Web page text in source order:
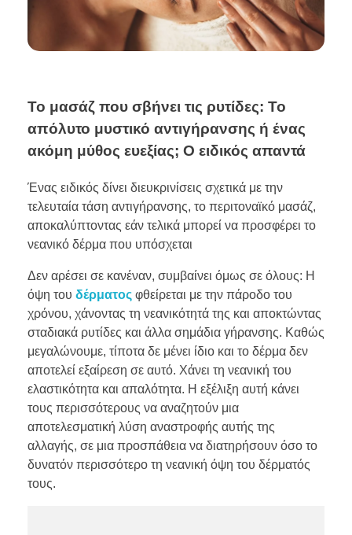
Το μασάζ που σβήνει τις ρυτίδες: Το
απόλυτο μυστικό αντιγήρανσης ή ένας
ακόμη μύθος ευεξίας; Ο ειδικός απαντά
Ένας ειδικός δίνει διευκρινίσεις σχετικά με την
τελευταία τάση αντιγήρανσης, το περιτοναϊκό μασάζ,
αποκαλύπτοντας εάν τελικά μπορεί να προσφέρει το
νεανικό δέρμα που υπόσχεται
Δεν αρέσει σε κανέναν, συμβαίνει όμως σε όλους: Η
όψη του δέρματος φθείρεται με την πάροδο του
χρόνου, χάνοντας τη νεανικότητά της και αποκτώντας
σταδιακά ρυτίδες και άλλα σημάδια γήρανσης. Καθώς
μεγαλώνουμε, τίποτα δε μένει ίδιο και το δέρμα δεν
αποτελεί εξαίρεση σε αυτό. Χάνει τη νεανική του
ελαστικότητα και απαλότητα. Η εξέλιξη αυτή κάνει
τους περισσότερους να αναζητούν μια
αποτελεσματική λύση αναστροφής αυτής της
αλλαγής, σε μια προσπάθεια να διατηρήσουν όσο το
δυνατόν περισσότερο τη νεανική όψη του δέρματός
τους.